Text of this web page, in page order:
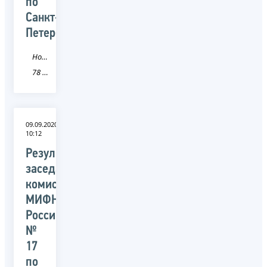
по
Санкт-
Петербургу)
Новость
78 Санкт-Петербург
09.09.2020
10:12
Результаты
заседания
комиссии
МИФНС
России
№
17
по